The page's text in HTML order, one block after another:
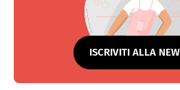
ISCRIVITI ALLA